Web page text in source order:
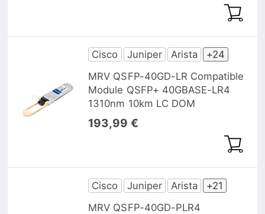
Cisco Juniper Arista
+24
MRV QSFP-40GD-LR Compatible
Module QSFP+ 40GBASE-LR4
1310nm 10km LC DOM
193,99 €
Cisco Juniper Arista
+21
MRV QSFP-40GD-PLR4